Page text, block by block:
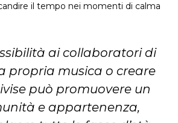
il tempo nei momenti di calma
ai collaboratori di
propria musica o creare
può promuovere un
e appartenenza,